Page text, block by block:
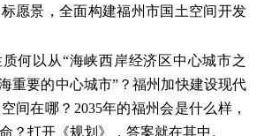
愿景，全面构建福州市国土空间开发
何以从“海峡西岸经济区中心城市之
重要的中心城市”？福州加快建设现代
间在哪？2035年的福州会是什么样，
？打开《规划》，答案就在其中。